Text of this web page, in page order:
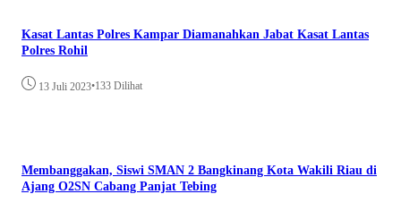
Kasat Lantas Polres Kampar Diamanahkan Jabat Kasat Lantas
Polres Rohil
13 Juli 2023•133 Dilihat
Membanggakan, Siswi SMAN 2 Bangkinang Kota Wakili Riau di
Ajang O2SN Cabang Panjat Tebing